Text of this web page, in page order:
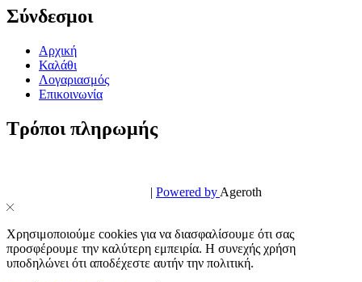
Σύνδεσμοι
Αρχική
Καλάθι
Λογαριασμός
Επικοινωνία
Τρόποι πληρωμής
| Powered by Ageroth
Χρησιμοποιούμε cookies για να διασφαλίσουμε ότι σας
προσφέρουμε την καλύτερη εμπειρία. Η συνεχής χρήση
υποδηλώνει ότι αποδέχεστε αυτήν την πολιτική.